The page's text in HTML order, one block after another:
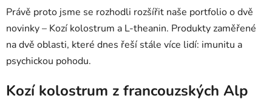
Právě proto jsme se rozhodli rozšířit naše portfolio o dvě
novinky – Kozí kolostrum a L-theanin. Produkty zaměřené
na dvě oblasti, které dnes řeší stále více lidí: imunitu a
psychickou pohodu.
Kozí kolostrum z francouzských Alp